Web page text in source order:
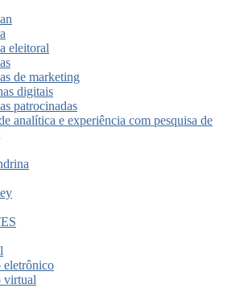
eleitoral
de marketing
digitais
patrocinadas
analítica e experiência com pesquisa de
eletrônico
virtual